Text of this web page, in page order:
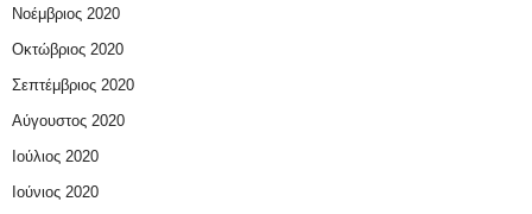
Νοέμβριος 2020
Οκτώβριος 2020
Σεπτέμβριος 2020
Αύγουστος 2020
Ιούλιος 2020
Ιούνιος 2020